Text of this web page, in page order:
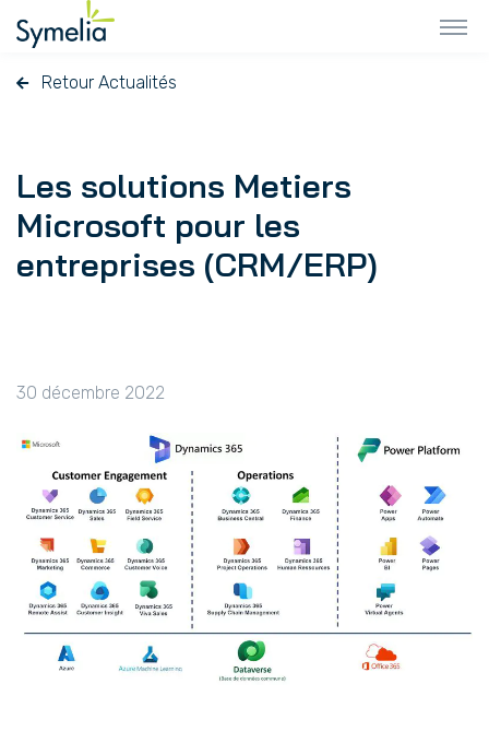
Retour Actualités
Les solutions Metiers
Microsoft pour les
entreprises (CRM/ERP)
30 décembre 2022